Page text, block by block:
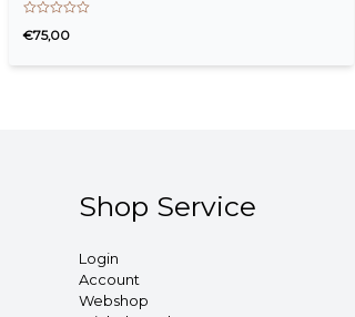
0
€75,00
Shop Service
Login
Account
Webshop